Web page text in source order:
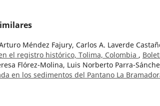
Méndez Fajury, Carlos A. Laverde
el registro histórico, Tolima, Colombia ,
Flórez-Molina, Luis Norberto Parra-
en los sedimentos del Pantano La